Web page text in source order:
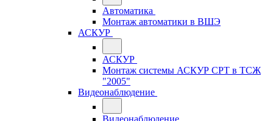
Автоматика
Монтаж автоматики в ВШЭ
АСКУР
АСКУР
Монтаж системы АСКУР СРТ в ТСЖ
"2005"
Видеонаблюдение
Видеонаблюдение